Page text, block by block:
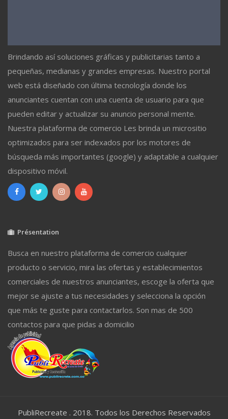
Brindando así soluciones gráficas y publicitarias tanto a
pequeñas, medianas y grandes empresas. Nuestro portal
web está diseñado con última tecnología donde los
anunciantes cuentan con una cuenta de usuario para que
pueden editar y actualizar su anuncio personal mente.
Nuestra plataforma de comercio Les brinda un micrositio
optimizados para ser indexados por los motores de
búsqueda más importantes (google) y adaptable a cualquier
dispositivo móvil.
Présentation
Busca en nuestro plataforma de comercio cualquier
producto o servicio, mira las ofertas y establecimientos
comerciales de nuestros anunciantes, escoge la oferta que
mejor se ajuste a tus necesidades y selecciona la opción
que más te guste para contactarlos. Son mas de 500
contactos para que pidas a domicilio
PubliRecreate . 2018. Todos los Derechos Reservados